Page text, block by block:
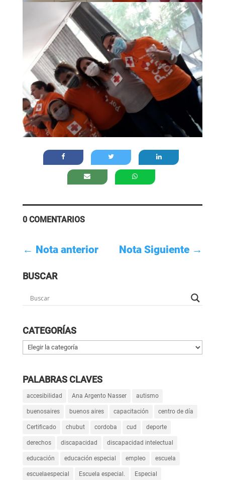
0 COMENTARIOS
← Nota anterior Nota Siguiente →
BUSCAR
CATEGORÍAS
Categorías
PALABRAS CLAVES
accesibilidad Ana Argento Nasser autismo
buenosaires buenos aires capacitación centro de día
Certificado chubut cordoba cud deporte
derechos discapacidad discapacidad intelectual
educación educación especial empleo escuela
escuelaespecial Escuela especial. Especial